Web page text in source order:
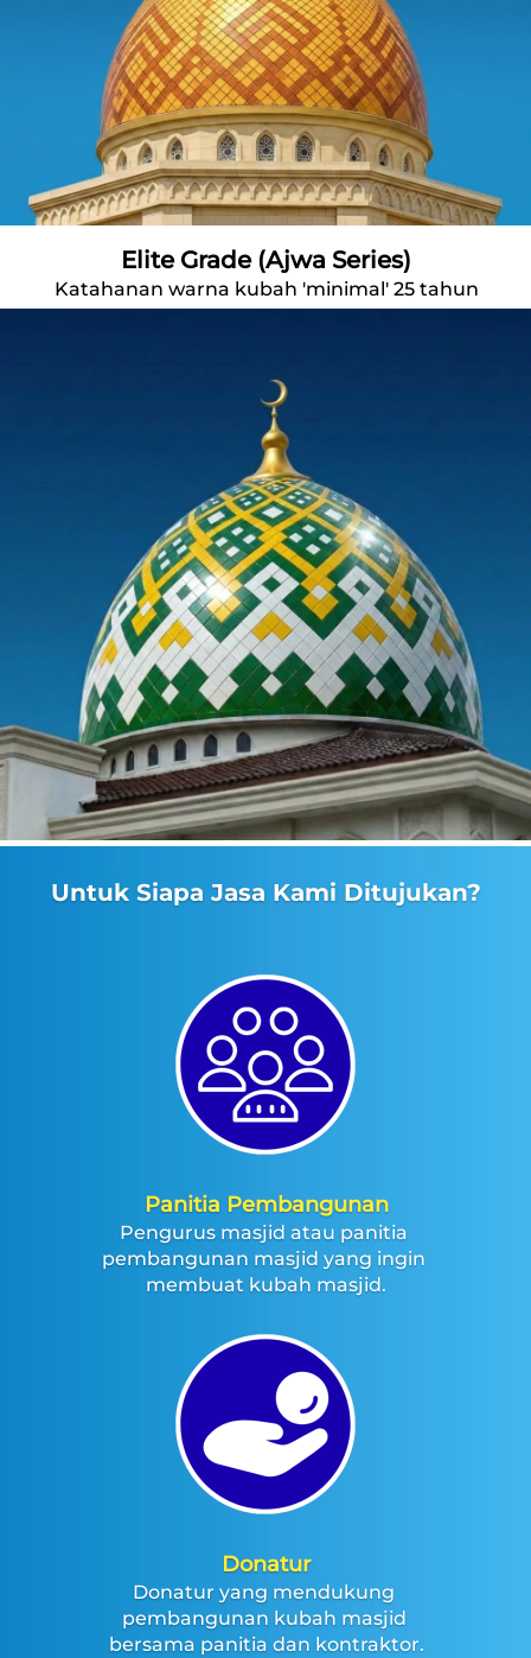
Elite Grade (Ajwa Series)
Katahanan warna kubah 'minimal' 25 tahun
Untuk Siapa Jasa Kami Ditujukan?
Panitia Pembangunan
Pengurus masjid atau panitia
pembangunan masjid yang ingin
membuat kubah masjid.
Donatur
Donatur yang mendukung
pembangunan kubah masjid
bersama panitia dan kontraktor.